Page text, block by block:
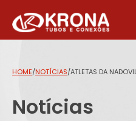
HOME/NOTÍCIAS/ATLETAS DA
Notícias